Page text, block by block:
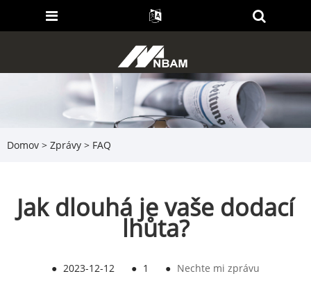
Domov > Zprávy > FAQ
Jak dlouhá je vaše dodací
lhůta?
● 2023-12-12 ● 1 ● Nechte mi zprávu